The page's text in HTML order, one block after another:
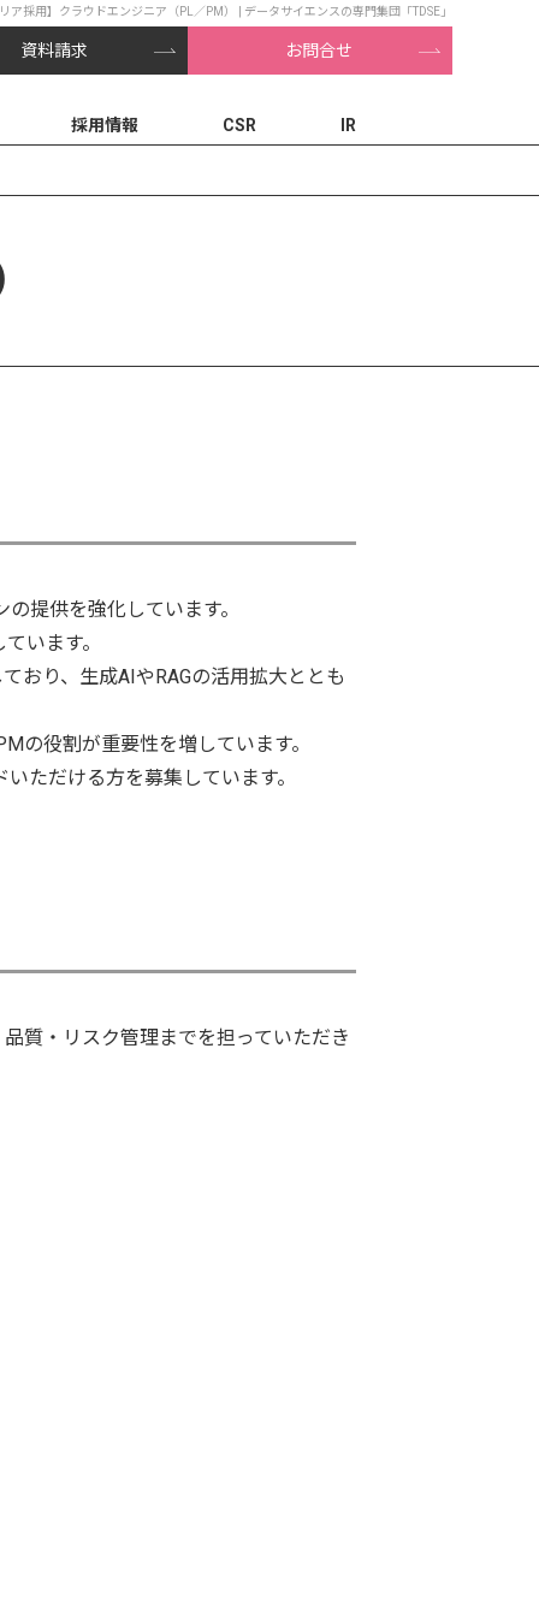
ア採用】クラウドエンジニア（PL／PM） | データサイエンスの専門集団「TDSE」
資料請求 お問合せ
採用情報 CSR IR
提供を強化しています。
います。
おり、生成AIやRAGの活用拡大ととも
の役割が重要性を増しています。
ただける方を募集しています。
質・リスク管理までを担っていただき